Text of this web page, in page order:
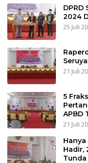
DPRD
2024
25 Juli
21 Juli
5
APBD
21 Juli
Hadir,
Tunda